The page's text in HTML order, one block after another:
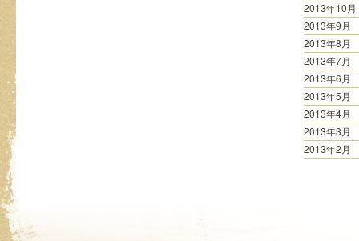
2013年10月
2013年9月
2013年8月
2013年7月
2013年6月
2013年5月
2013年4月
2013年3月
2013年2月